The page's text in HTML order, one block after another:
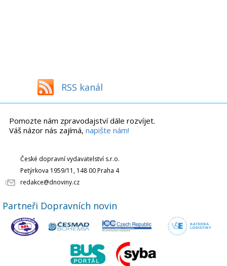
RSS kanál
Pomozte nám zpravodajství dále rozvíjet.
Váš názor nás zajímá, napište nám!
České dopravní vydavatelství s.r.o.
Petýrkova 1959/11, 148 00 Praha 4
redakce@dnoviny.cz
Partneři Dopravních novin